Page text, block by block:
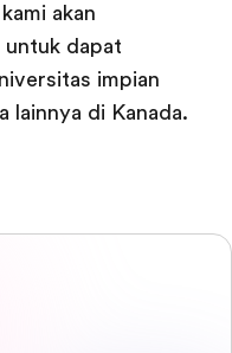
akan
untuk dapat
impian
lainnya di Kanada.